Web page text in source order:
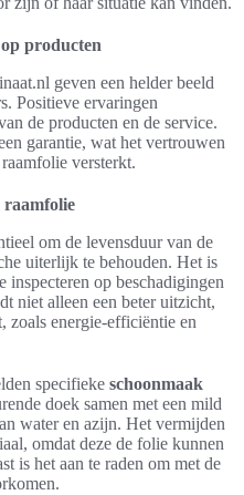
producten
geven een helder beeld
Positieve ervaringen
de producten en de service.
garantie, wat het vertrouwen
versterkt.
raamfolie
om de levensduur van de
uiterlijk te behouden. Het is
op beschadigingen
niet alleen een beter uitzicht,
zoals energie-efficiëntie en
specifieke schoonmaak
doek samen met een mild
water en azijn. Het vermijden
omdat deze de folie kunnen
is het aan te raden om met de